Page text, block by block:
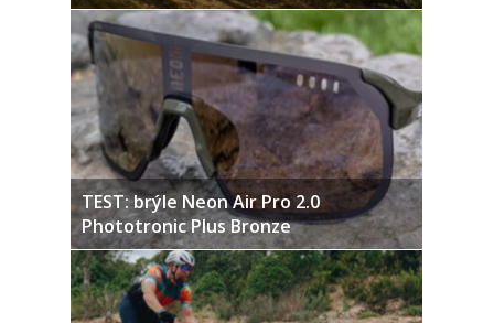
TEST: brýle Neon Air Pro 2.0
Phototronic Plus Bronze